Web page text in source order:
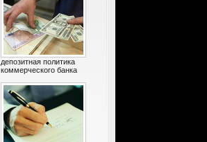
депозитная политика
коммерческого банка